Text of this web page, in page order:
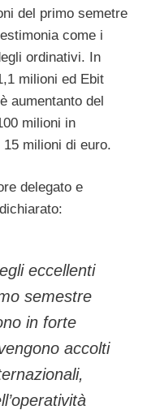
del primo semetre
come i
ordinativi. In
milioni ed Ebit
aumentanto del
milioni in
15 milioni di euro.
delegato e
eccellenti
semestre
in forte
accolti